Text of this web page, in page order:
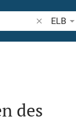
Bibelstelle
ELB
des